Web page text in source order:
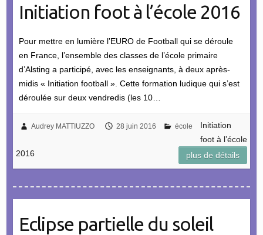
Initiation foot à l’école 2016
Pour mettre en lumière l’EURO de Football qui se déroule
en France, l’ensemble des classes de l’école primaire
d’Alsting a participé, avec les enseignants, à deux après-
midis « Initiation football ». Cette formation ludique qui s’est
déroulée sur deux vendredis (les 10…
Audrey MATTIUZZO 28 juin 2016 école
Initiation
foot à l’école
2016
plus de détails
Eclipse partielle du soleil